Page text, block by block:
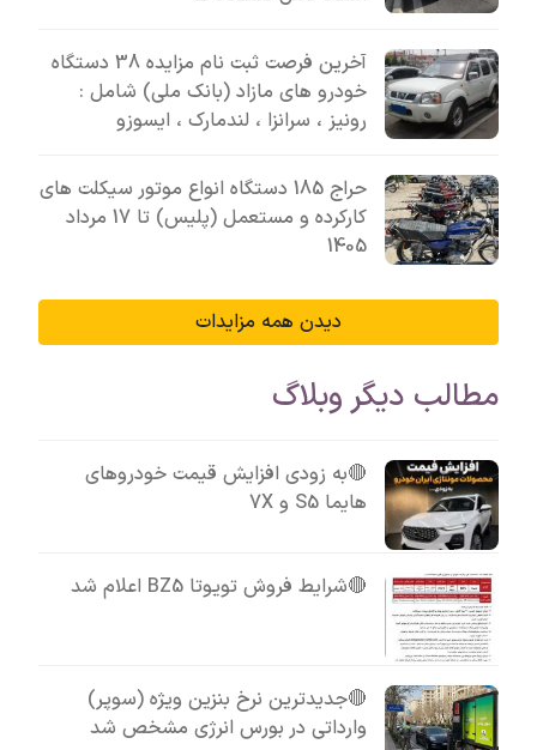
آخرین فرصت ثبت نام مزایده 38 دستگاه
خودرو های مازاد (بانک ملی) شامل :
رونیز ، سرانزا ، لندمارک ، ایسوزو
حراج 185 دستگاه انواع موتور سیکلت های
کارکرده و مستعمل (پلیس) تا 17 مرداد
1405
دیدن همه مزایدات
مطالب دیگر وبلاگ
🔴به زودی افزایش قیمت خودروهای
هایما S5 و 7X
🔴شرایط فروش تویوتا BZ5 اعلام شد
🔴جدیدترین نرخ بنزین ویژه (سوپر)
وارداتی در بورس انرژی مشخص شد